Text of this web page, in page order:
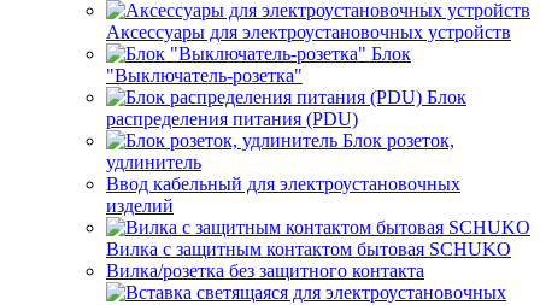
Аксессуары для электроустановочных устройств
Блок
"Выключатель-розетка"
Блок
распределения питания (PDU)
Блок розеток,
удлинитель
Ввод кабельный для электроустановочных
изделий
Вилка с защитным контактом бытовая SCHUKO
Вилка/розетка без защитного контакта